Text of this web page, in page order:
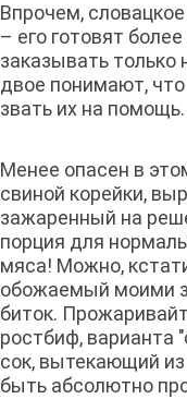
Впрочем,
– его готовят
заказывать только
двое понимают,
звать их на помощь.
Менее опасен в
свиной корейки,
зажаренный на
порция для
мяса! Можно,
обожаемый моими
биток.
ростбиф, варианта
сок, вытекающий
быть абсолютно